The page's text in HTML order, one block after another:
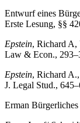
Entwurf eines
Erste Lesung, §§
Epstein, Richard A,
Law & Econ.,
Epstein, Richard
J. Legal Stud.,
Erman